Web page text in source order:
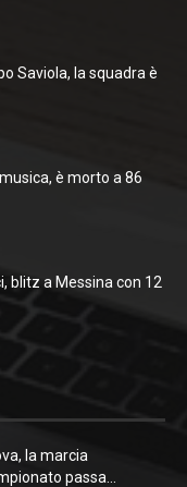
Saviola, la squadra è
è morto a 86
blitz a Messina con 12
la marcia
passa...